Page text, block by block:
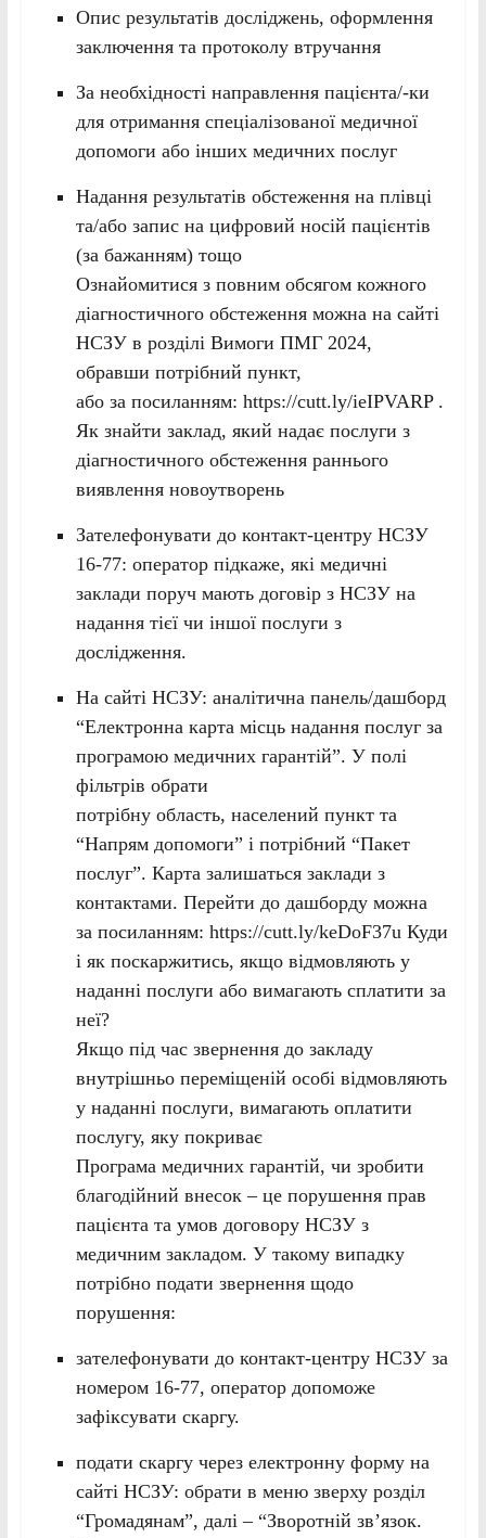
Опис результатів досліджень, оформлення
заключення та протоколу втручання
За необхідності направлення пацієнта/-ки
для отримання спеціалізованої медичної
допомоги або інших медичних послуг
Надання результатів обстеження на плівці
та/або запис на цифровий носій пацієнтів
(за бажанням) тощо
Ознайомитися з повним обсягом кожного
діагностичного обстеження можна на сайті
НСЗУ в розділі Вимоги ПМГ 2024,
обравши потрібний пункт,
або за посиланням: https://cutt.ly/ieIPVARP .
Як знайти заклад, який надає послуги з
діагностичного обстеження раннього
виявлення новоутворень
Зателефонувати до контакт-центру НСЗУ
16-77: оператор підкаже, які медичні
заклади поруч мають договір з НСЗУ на
надання тієї чи іншої послуги з
дослідження.
На сайті НСЗУ: аналітична панель/дашборд
“Електронна карта місць надання послуг за
програмою медичних гарантій”. У полі
фільтрів обрати
потрібну область, населений пункт та
“Напрям допомоги” і потрібний “Пакет
послуг”. Карта залишаться заклади з
контактами. Перейти до дашборду можна
за посиланням: https://cutt.ly/keDoF37u Куди
і як поскаржитись, якщо відмовляють у
наданні послуги або вимагають сплатити за
неї?
Якщо під час звернення до закладу
внутрішньо переміщеній особі відмовляють
у наданні послуги, вимагають оплатити
послугу, яку покриває
Програма медичних гарантій, чи зробити
благодійний внесок – це порушення прав
пацієнта та умов договору НСЗУ з
медичним закладом. У такому випадку
потрібно подати звернення щодо
порушення:
зателефонувати до контакт-центру НСЗУ за
номером 16-77, оператор допоможе
зафіксувати скаргу.
подати скаргу через електронну форму на
сайті НСЗУ: обрати в меню зверху розділ
“Громадянам”, далі – “Зворотній зв’язок.